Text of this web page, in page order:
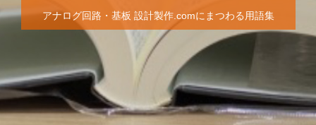
アナログ回路・基板 設計製作.comにまつわる用語集